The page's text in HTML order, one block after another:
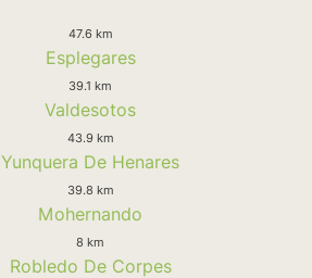
47.6 km
Esplegares
39.1 km
Valdesotos
43.9 km
Yunquera De Henares
39.8 km
Mohernando
8 km
Robledo De Corpes